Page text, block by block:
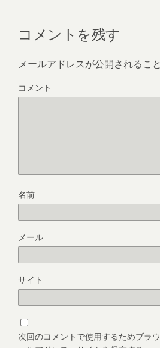
コメントを残す
メールアドレスが公開されるこ
コメント
名前
メール
サイト
次回のコメントで使用するためブラ